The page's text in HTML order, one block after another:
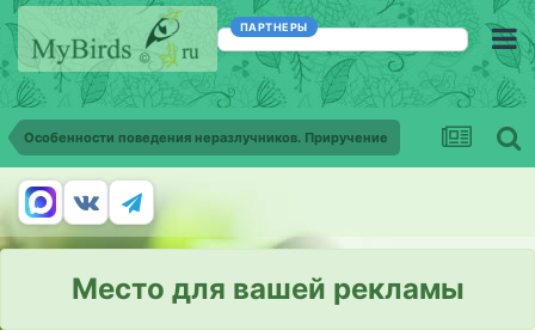
ПАРТНЕРЫ
Особенности поведения неразлучников. Приручение
Место для вашей рекламы